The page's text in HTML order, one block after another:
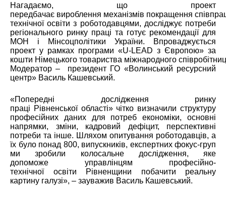
Нагадаємо, що проект
передбачає вироблення механізмів покращення
технічної освіти з роботодавцями, досліджує потреби
регіонального ринку праці та готує рекомендації для
МОН і Мінсоцполітики України. Впроваджується
проект у рамках програми «U-LEAD з Європою» за
кошти Німецького товариства міжнародного
Модератор – президент ГО «Волинський ресурсний
центр» Василь Кашевський.
«Попередні дослідження ринку
праці Рівненської області» чітко визначили структуру
професійних даних для потреб економіки, основні
напрямки, зміни, кадровий дефіцит, перспективні
потреби та інше. Шляхом опитування роботодавців, а
їх було понад 800, випускників, експертних фокус-груп
ми зробили колосальне дослідження, яке
допоможе управлінцям професійно-
технічної освіти Рівненщини побачити реальну
картину галузі», – зауважив Василь Кашевський.